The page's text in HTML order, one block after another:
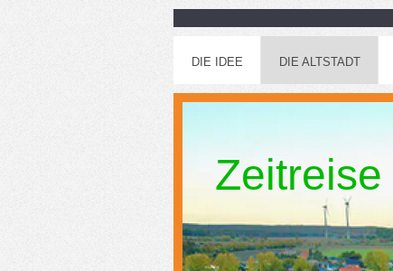
DIE IDEE DIE ALTSTADT